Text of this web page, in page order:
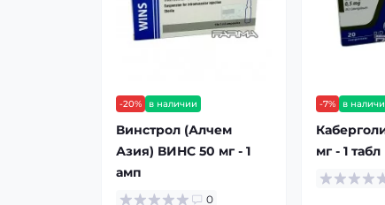
-20% в наличии
Винстрол (Алчем
Азия) ВИНС 50 мг - 1
амп
0
-7% в
мг - 1 табл